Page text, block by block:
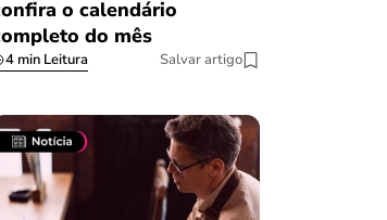
o calendário
do mês
4 min Leitura Salvar artigo